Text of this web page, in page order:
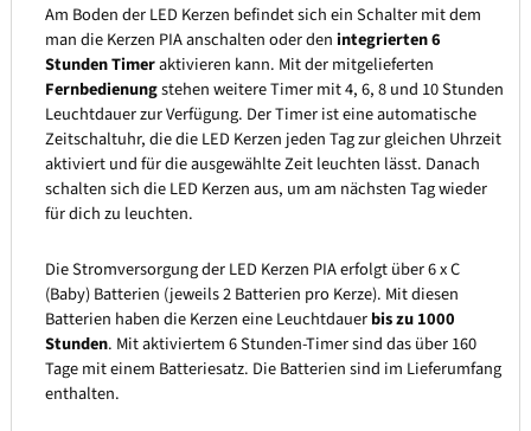
Am Boden der LED Kerzen befindet sich ein Schalter mit dem
man die Kerzen PIA anschalten oder denintegrierten 6
Stunden Timeraktivieren kann. Mit der mitgelieferten
Fernbedienungstehen weitere Timer mit 4, 6, 8 und 10 Stunden
Leuchtdauer zur Verfügung. Der Timer ist eine automatische
Zeitschaltuhr, die die LED Kerzen jeden Tag zur gleichen Uhrzeit
aktiviert und für die ausgewählte Zeit leuchten lässt. Danach
schalten sich die LED Kerzen aus, um am nächsten Tag wieder
für dich zu leuchten.
Die Stromversorgung der LED Kerzen PIA erfolgt über 6 x C
(Baby) Batterien (jeweils 2 Batterien pro Kerze). Mit diesen
Batterien haben die Kerzen eine Leuchtdauerbis zu 1000
Stunden. Mit aktiviertem 6 Stunden-Timer sind das über 160
Tage mit einem Batteriesatz. Die Batterien sind im Lieferumfang
enthalten.